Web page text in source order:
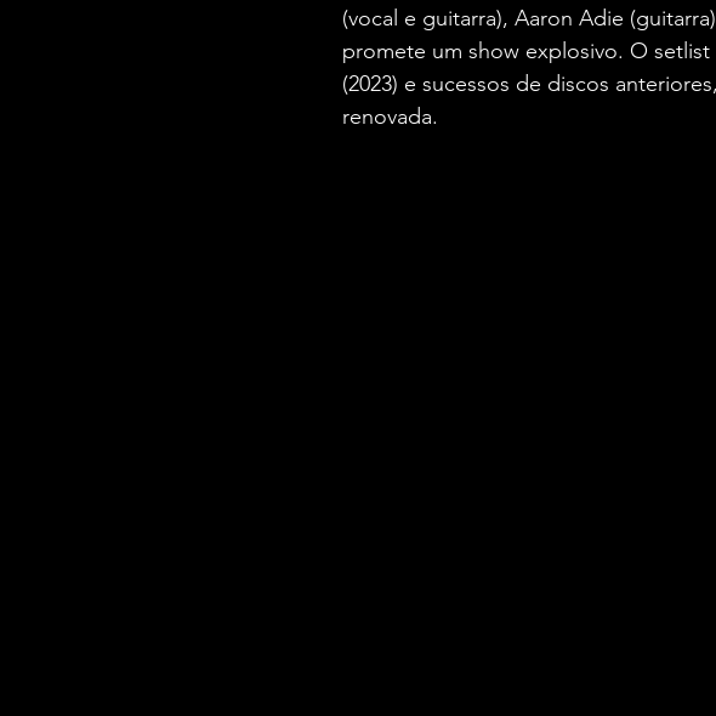
(vocal e guitarra), Aaron Adie
promete um show explosivo. O
(2023) e sucessos de discos
renovada.